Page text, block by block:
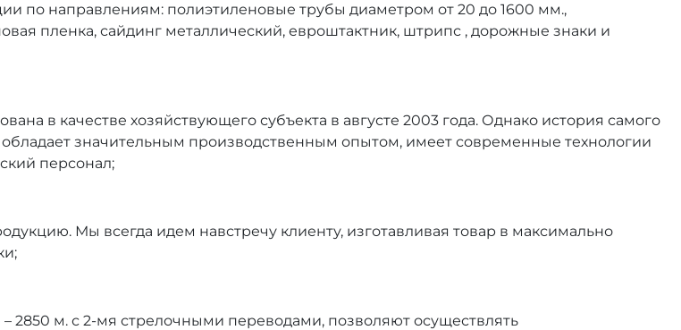
по направлениям: полиэтиленовые трубы диаметром от 20 до 1600 мм.,
пленка, сайдинг металлический, евроштактник, штрипс , дорожные знаки и
в качестве хозяйствующего субъекта в августе 2003 года. Однако история самого
значительным производственным опытом, имеет современные технологии
персонал;
Мы всегда идем навстречу клиенту, изготавливая товар в максимально
2850 м. с 2-мя стрелочными переводами, позволяют осуществлять